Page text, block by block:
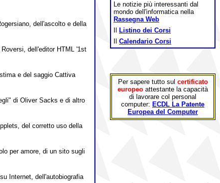
dell'ascolto e della
dell'editor HTML '1st
e del saggio Cattiva
di Oliver Sacks e di altro
del corretto uso della
per amore, di un sito sugli
Internet, dell'autobiografia
Le notizie più interessanti dal
mondo dell'informatica nella
Rassegna Web
Listino dei Corsi
Calendario Corsi
Per sapere tutto sul certificato
europeo attestante la capacità
di lavorare col personal
computer: ECDL La Patente
Europea del Computer